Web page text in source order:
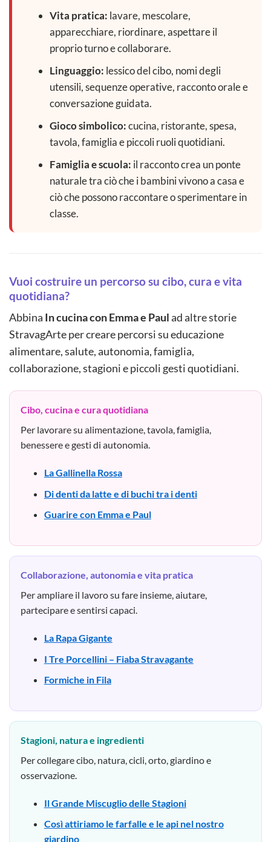
Vita pratica: lavare, mescolare,
apparecchiare, riordinare, aspettare il
proprio turno e collaborare.
Linguaggio: lessico del cibo, nomi degli
utensili, sequenze operative, racconto orale e
conversazione guidata.
Gioco simbolico:cucina, ristorante, spesa,
tavola, famiglia e piccoli ruoli quotidiani.
Famiglia e scuola: il racconto crea un ponte
naturale tra ciò che i bambini vivono a casa e
ciò che possono raccontare o sperimentare in
classe.
Vuoi costruire un percorso su cibo, cura e vita
quotidiana?
Abbina In cucina con Emma e Paulad altre storie
StravagArte per creare percorsi su educazione
alimentare, salute, autonomia, famiglia,
collaborazione, stagioni e piccoli gesti quotidiani.
Cibo, cucina e cura quotidiana
Per lavorare su alimentazione, tavola, famiglia,
benessere e gesti di autonomia.
La Gallinella Rossa
Di denti da latte e di buchi tra i denti
Guarire con Emma e Paul
Collaborazione, autonomia e vita pratica
Per ampliare il lavoro su fare insieme, aiutare,
partecipare e sentirsi capaci.
La Rapa Gigante
I Tre Porcellini – Fiaba Stravagante
Formiche in Fila
Stagioni, natura e ingredienti
Per collegare cibo, natura, cicli, orto, giardino e
osservazione.
Il Grande Miscuglio delle Stagioni
Così attiriamo le farfalle e le api nel nostro
giardino